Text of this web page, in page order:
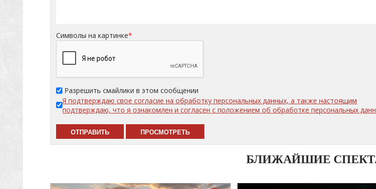
Символы на картинке*
Разрешить смайлики в этом сообщении
Я подтверждаю свое согласие на обработку персональных данных, а также настоящим
подтверждаю, что я ознакомлен и согласен с положением об обработке персональных
БЛИЖАЙШИЕ